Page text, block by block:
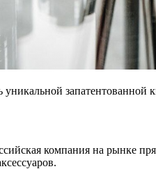
запатентованной
компания на рынке